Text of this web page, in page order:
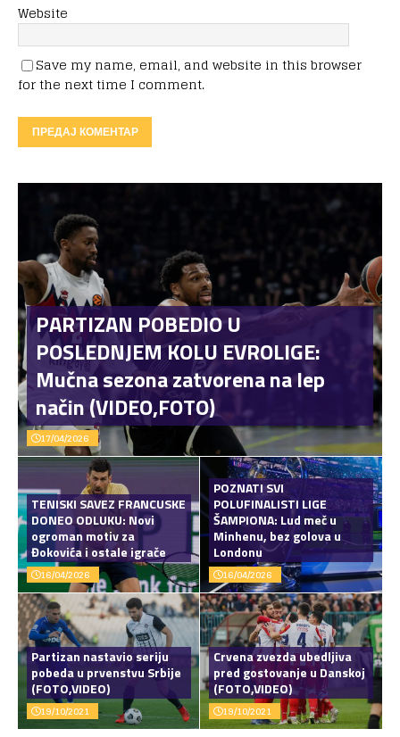
Website
Save my name, email, and website in this browser
for the next time I comment.
PARTIZAN POBEDIO U
POSLEDNJEM KOLU EVROLIGE:
Mučna sezona zatvorena na lep
način (VIDEO,FOTO)
17/04/2026
TENISKI SAVEZ FRANCUSKE
DONEO ODLUKU: Novi
ogroman motiv za
Đokovića i ostale igrače
16/04/2026
POZNATI SVI
POLUFINALISTI LIGE
ŠAMPIONA: Lud meč u
Minhenu, bez golova u
Londonu
16/04/2026
Partizan nastavio seriju
pobeda u prvenstvu Srbije
(FOTO,VIDEO)
19/10/2021
Crvena zvezda ubedljiva
pred gostovanje u Danskoj
(FOTO,VIDEO)
19/10/2021